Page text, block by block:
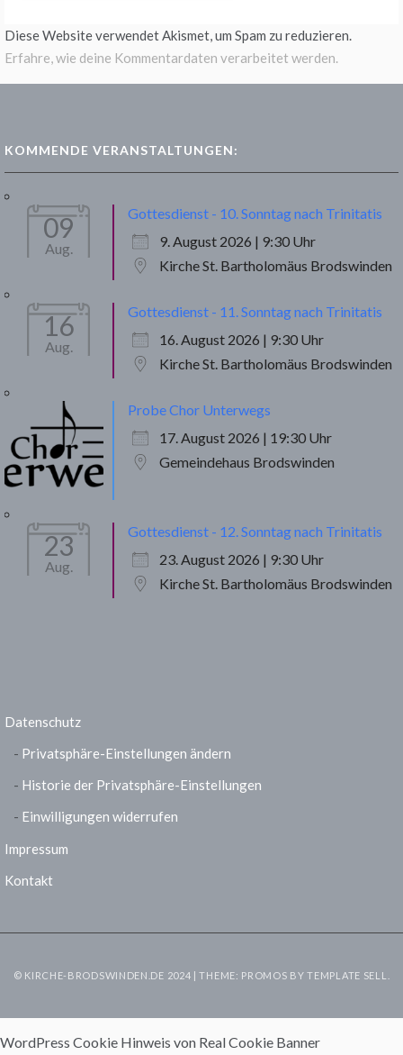
Diese Website verwendet Akismet, um Spam zu reduzieren.
Erfahre, wie deine Kommentardaten verarbeitet werden.
KOMMENDE VERANSTALTUNGEN:
09
Aug.
Gottesdienst - 10. Sonntag nach Trinitatis
9. August 2026 | 9:30 Uhr
Kirche St. Bartholomäus Brodswinden
16
Aug.
Gottesdienst - 11. Sonntag nach Trinitatis
16. August 2026 | 9:30 Uhr
Kirche St. Bartholomäus Brodswinden
Probe Chor Unterwegs
17. August 2026 | 19:30 Uhr
Gemeindehaus Brodswinden
23
Aug.
Gottesdienst - 12. Sonntag nach Trinitatis
23. August 2026 | 9:30 Uhr
Kirche St. Bartholomäus Brodswinden
Datenschutz
Privatsphäre-Einstellungen ändern
Historie der Privatsphäre-Einstellungen
Einwilligungen widerrufen
Impressum
Kontakt
© KIRCHE-BRODSWINDEN.DE 2024 | THEME: PROMOS BYTEMPLATE SELL
WordPress Cookie Hinweis von Real Cookie Banner